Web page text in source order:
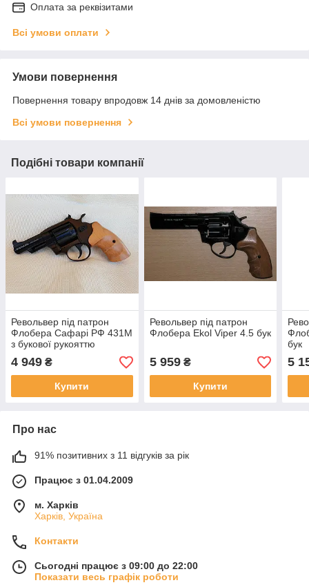
Оплата за реквізитами
Всі умови оплати
Умови повернення
Повернення товару впродовж 14 днів за домовленістю
Всі умови повернення
Подібні товари компанії
Револьвер під патрон
Флобера Сафарі РФ 431М
з букової рукояттю
4 949 ₴
Купити
Револьвер під патрон
Флобера Ekol Viper 4.5 бук
5 959₴
Купити
бук
5
Про нас
91% позитивних з 11 відгуків за рік
Працює з 01.04.2009
м. Харків
Харків, Україна
Контакти
Сьогодні працює з 09:00 до 22:00
Показати весь графік роботи